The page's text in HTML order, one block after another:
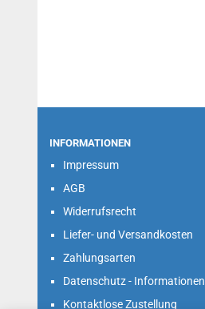
INFORMATIONEN
Impressum
AGB
Widerrufsrecht
Liefer- und Versandkosten
Zahlungsarten
Datenschutz - Informationen
Kontaktlose Zustellung